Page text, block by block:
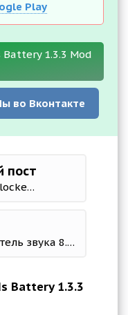
Play
1.3.3 Mod
во Вконтакте
пост
Ultimate Guitar 7.3.7 Mod (Unlocked)
Более громкий усилитель звука 8.1.1 Mod (Unlocked)
Battery 1.3.3